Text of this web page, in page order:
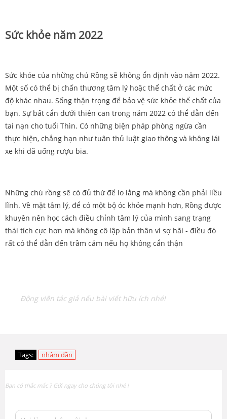
Sức khỏe năm 2022
Sức khỏe của những chú Rồng sẽ không ổn định vào năm 2022.
Một số có thể bị chấn thương tâm lý hoặc thể chất ở các mức
độ khác nhau. Sống thận trọng để bảo vệ sức khỏe thể chất của
bạn. Sự bất cẩn dưới thiên can trong năm 2022 có thể dẫn đến
tai nạn cho tuổi Thìn. Có những biện pháp phòng ngừa cần
thực hiện, chẳng hạn như tuân thủ luật giao thông và không lái
xe khi đã uống rượu bia.
Những chú rồng sẽ có đủ thứ để lo lắng mà không cần phải liều
lĩnh. Về mặt tâm lý, để có một bộ óc khỏe mạnh hơn, Rồng được
khuyên nên học cách điều chỉnh tâm lý của mình sang trạng
thái tích cực hơn mà không cô lập bản thân vì sợ hãi - điều đó
rất có thể dẫn đến trầm cảm nếu họ không cẩn thận
Động viên tác giả nếu bài viết hữu ích nhé!
Tags: nhâm dần
Bạn có thắc mắc ? Gửi ngay cho chúng tôi nhé !